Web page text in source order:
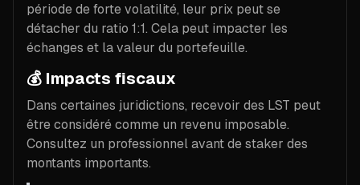
période de forte volatilité, leur prix peut se
détacher du ratio 1:1. Cela peut impacter les
échanges et la valeur du portefeuille.
💰 Impacts fiscaux
Dans certaines juridictions, recevoir des LST peut
être considéré comme un revenu imposable.
Consultez un professionnel avant de staker des
montants importants.